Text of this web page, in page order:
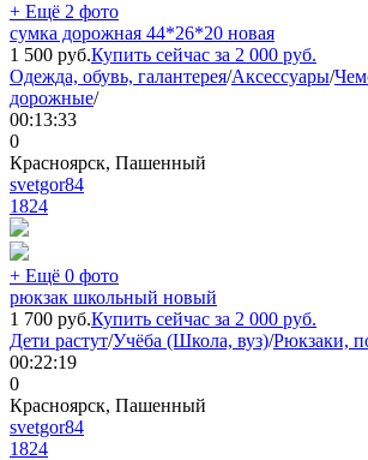
+ Ещё 2 фото
сумка дорожная 44*26*20 новая
1 500 руб.Купить сейчас за 2 000 руб.
Одежда, обувь, галантерея/Аксессуары/
дорожные/
00:13:33
0
Красноярск, Пашенный
svetgor84
1824
+ Ещё 0 фото
рюкзак школьный новый
1 700 руб.Купить сейчас за 2 000 руб.
Дети растут/Учёба (Школа, вуз)/Рюкзаки,
00:22:19
0
Красноярск, Пашенный
svetgor84
1824